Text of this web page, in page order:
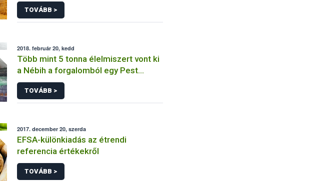
TOVÁBB >
2018. február 20, kedd
Több mint 5 tonna élelmiszert vont ki
a Nébih a forgalomból egy Pest
megyei házhoz szállító cégnél
TOVÁBB >
2017. december 20, szerda
EFSA-különkiadás az étrendi
referencia értékekről
TOVÁBB >